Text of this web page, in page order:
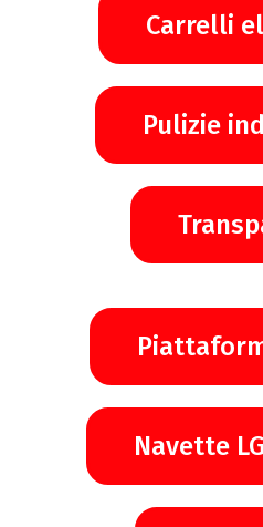
Carrelli
Pulizie
Navette